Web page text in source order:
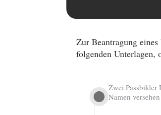
Zur Beantragung
folgenden Unterlagen,
Zwei Passbilder
Namen